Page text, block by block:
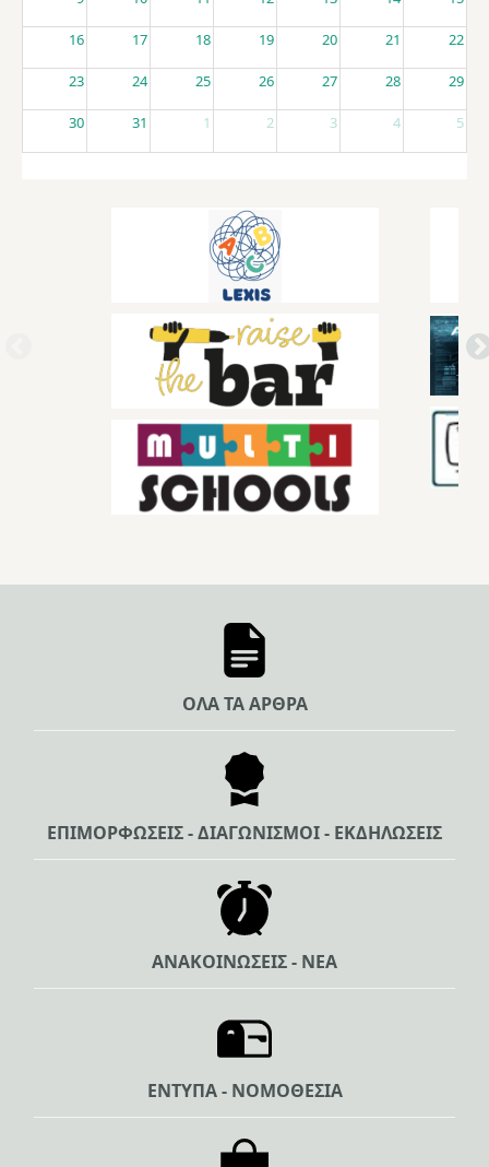
16 17 18 19 20 21 22
23 24 25 26 27 28 29
30 31 1 2 3 4 5
ΟΛΑ ΤΑ ΑΡΘΡΑ
ΕΠΙΜΟΡΦΩΣΕΙΣ - ΔΙΑΓΩΝΙΣΜΟΙ - ΕΚΔΗΛΩΣΕΙΣ
ΑΝΑΚΟΙΝΩΣΕΙΣ - ΝΕΑ
ΕΝΤΥΠΑ - ΝΟΜΟΘΕΣΙΑ